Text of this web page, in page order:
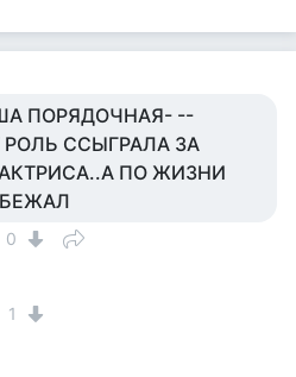
ПОРЯДОЧНАЯ- --
РОЛЬ ССЫГРАЛА ЗА
ПО ЖИЗНИ
0
1